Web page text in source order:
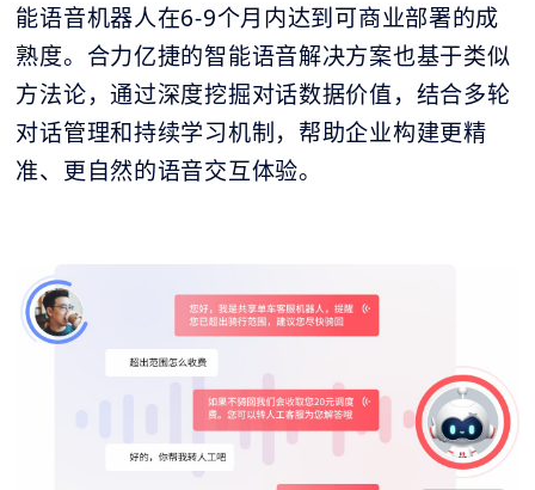
能语音机器人在6-9个月内达到可商业部署的成
熟度。合力亿捷的智能语音解决方案也基于类似
方法论，通过深度挖掘对话数据价值，结合多轮
对话管理和持续学习机制，帮助企业构建更精
准、更自然的语音交互体验。